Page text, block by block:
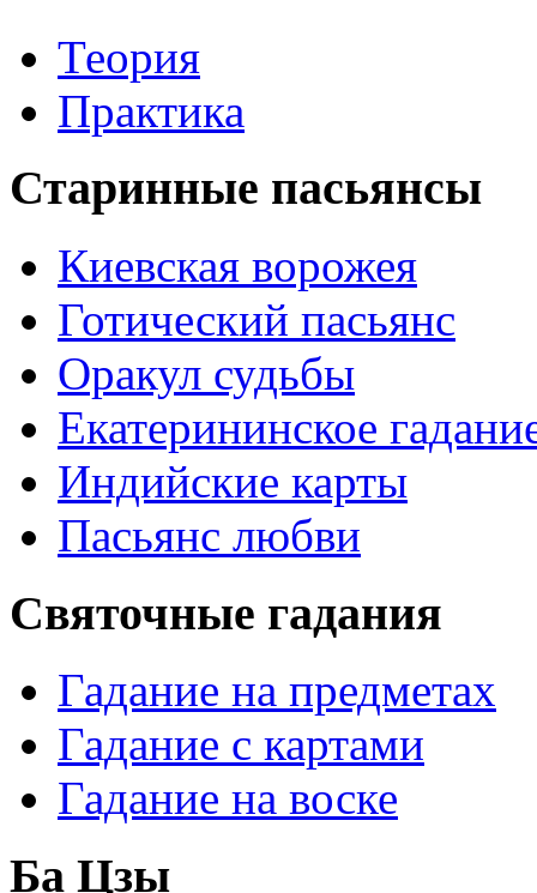
Теория
Практика
Старинные пасьянсы
Киевская ворожея
Готический пасьянс
Оракул судьбы
Екатерининское
Индийские карты
Пасьянс любви
Святочные гадания
Гадание на предметах
Гадание с картами
Гадание на воске
Ба Цзы